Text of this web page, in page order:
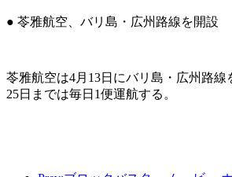
● 苓雅航空、バリ島・広州路線を開設
苓雅航空は4月13日にバリ島・広州路
25日までは毎日1便運航する。